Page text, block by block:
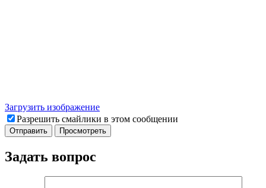
Загрузить изображение
Разрешить смайлики в этом сообщении
Задать вопрос